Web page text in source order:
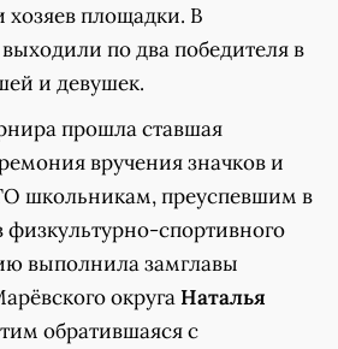
площадки. В
по два победителя в
и девушек.
прошла ставшая
вручения значков и
школьникам, преуспевшим в
физкультурно-спортивного
выполнила замглавы
округаНаталья
обратившаяся с